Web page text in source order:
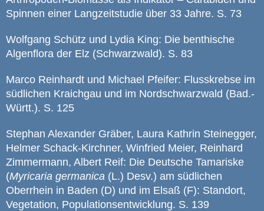
Spinnen einer Langzeitstudie über 33 Jahre. S. 73
Wolfgang Schütz und Lydia King: Die benthische
Algenflora der Elz (Schwarzwald). S. 83
Marco Reinhardt und Michael Pfeifer: Flusskrebse im
südlichen Kraichgau und im Nordschwarzwald (Bad.-
Württ.). S. 125
Stephan Alexander Gräber, Laura Kathrin Steinegger,
Helmer Schack-Kirchner, Winfried Meier, Reinhard
Zimmermann, Albert Reif: Die Deutsche Tamariske
(Myricaria germanica (L.) Desv.) am südlichen
Oberrhein in Baden (D) und im Elsaß (F): Standort,
Vegetation, Populationsentwicklung. S. 139